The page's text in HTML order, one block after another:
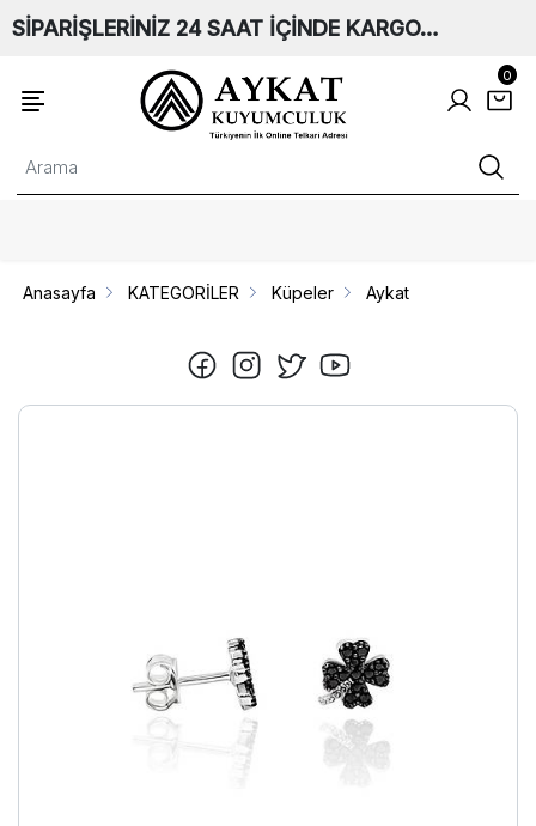
SİPARİŞLERİNİZ 24 SAAT İÇİNDE KARGO…
0
Anasayfa KATEGORİLER Küpeler Aykat